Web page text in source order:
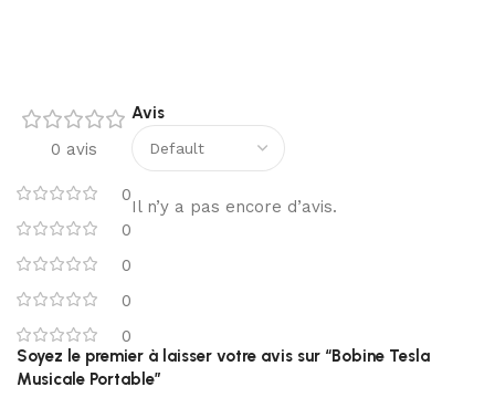
0 avis
0
0
0
0
0
Avis
Il n’y a pas encore d’avis.
Soyez le premier à laisser votre avis sur “Bobine Tesla
Musicale Portable”